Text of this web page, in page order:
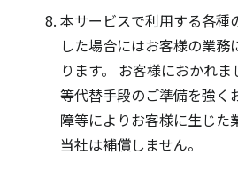
本サービスで利用する各種
した場合にはお客様の業務
ります。 お客様におかれ
等代替手段のご準備を強く
障等によりお客様に生じた
当社は補償しません。